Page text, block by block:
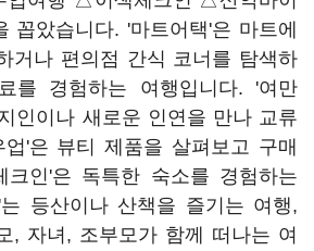
았습니다. '마트어택'은 마트에
거나 편의점 간식 코너를 탐색하
를 경험하는 여행입니다. '여만
인이나 새로운 인연을 만나 교류
'은 뷰티 제품을 살펴보고 구매
크인'은 독특한 숙소를 경험하는
등산이나 산책을 즐기는 여행,
, 자녀, 조부모가 함께 떠나는 여